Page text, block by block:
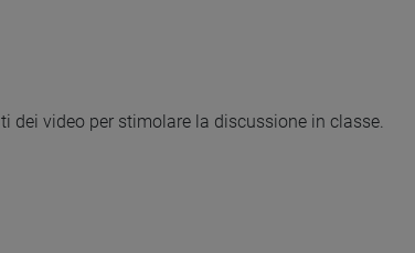
dei video per stimolare la discussione in classe.